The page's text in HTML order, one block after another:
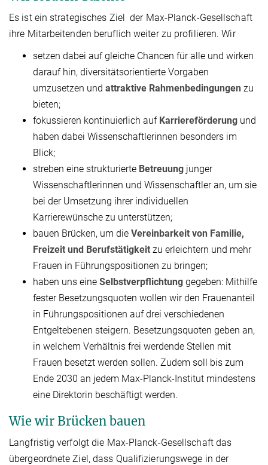
Es ist ein strategisches Ziel der Max-Planck-Gesellschaft
ihre Mitarbeitenden beruflich weiter zu profilieren. Wir
setzen dabei auf gleiche Chancen für alle und wirken
darauf hin, diversitätsorientierte Vorgaben
umzusetzen und attraktive Rahmenbedingungen zu
bieten;
fokussieren kontinuierlich auf Karriereförderung und
haben dabei Wissenschaftlerinnen besonders im
Blick;
streben eine strukturierte Betreuung junger
Wissenschaftlerinnen und Wissenschaftler an, um sie
bei der Umsetzung ihrer individuellen
Karrierewünsche zu unterstützen;
bauen Brücken, um die Vereinbarkeit von Familie,
Freizeit und Berufstätigkeit zu erleichtern und mehr
Frauen in Führungspositionen zu bringen;
haben uns eine Selbstverpflichtung gegeben: Mithilfe
fester Besetzungsquoten wollen wir den Frauenanteil
in Führungspositionen auf drei verschiedenen
Entgeltebenen steigern. Besetzungsquoten geben an,
in welchem Verhältnis frei werdende Stellen mit
Frauen besetzt werden sollen. Zudem soll bis zum
Ende 2030 an jedem Max-Planck-Institut mindestens
eine Direktorin beschäftigt werden.
Wie wir Brücken bauen
Langfristig verfolgt die Max-Planck-Gesellschaft das
übergeordnete Ziel, dass Qualifizierungswege in der